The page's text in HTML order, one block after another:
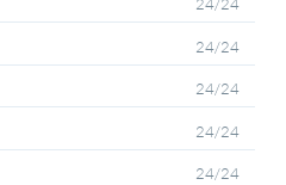
24/24
24/24
24/24
24/24
24/24